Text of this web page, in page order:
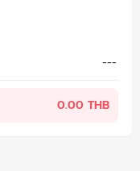
---
0.00 THB